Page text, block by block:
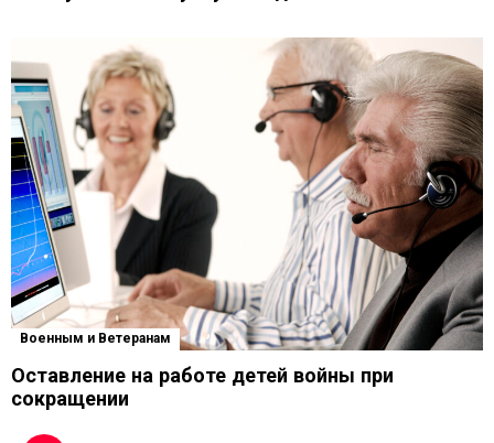
Военным и Ветеранам
Оставление на работе детей войны при
сокращении